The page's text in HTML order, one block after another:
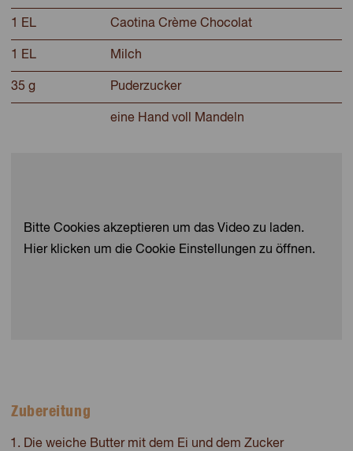
1 EL Caotina Crème Chocolat
1 EL Milch
35 g Puderzucker
eine Hand voll Mandeln
Bitte Cookies akzeptieren um das Video zu laden.
Hier klicken um die Cookie Einstellungen zu öffnen.
Zubereitung
Die weiche Butter mit dem Ei und dem Zucker